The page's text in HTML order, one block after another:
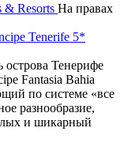
& Resorts На правах
Tenerife 5*
острова Тенерифе
Fantasia Bahia
по системе «все
разнообразие,
и шикарный